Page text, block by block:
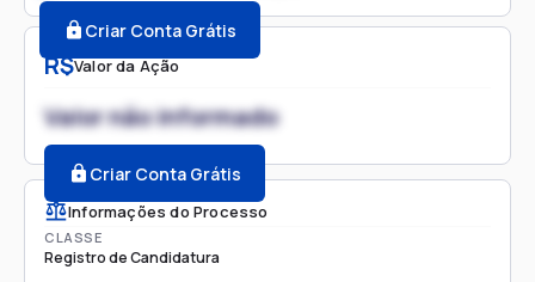
R$Valor da Ação
Valor não informado
Criar Conta Grátis
Informações do Processo
CLASSE
Registro de Candidatura
Criar Conta Grátis